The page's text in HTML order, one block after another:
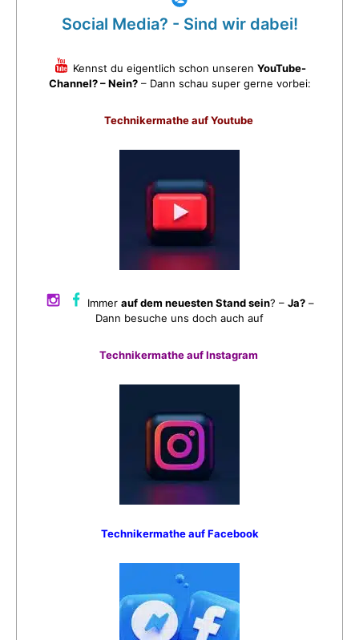
Social Media? - Sind wir dabei!
Kennst du eigentlich schon unseren YouTube-
Channel? – Nein?– Dann schau super gerne vorbei:
Technikermathe auf Youtube
Immerauf dem neuesten Stand sein? –Ja? –
Dann besuche uns doch auch auf
Technikermathe auf Instagram
Technikermathe auf Facebook